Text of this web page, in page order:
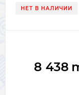
НЕТ В НАЛИЧИИ
8 438